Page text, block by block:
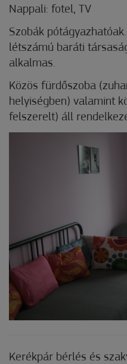
Nappali: fotel, TV
Szobák
létszámú baráti
alkalmas.
Közös fürdőszoba
helyiségben) valamint
felszerelt) áll
Kerékpár bérlés és